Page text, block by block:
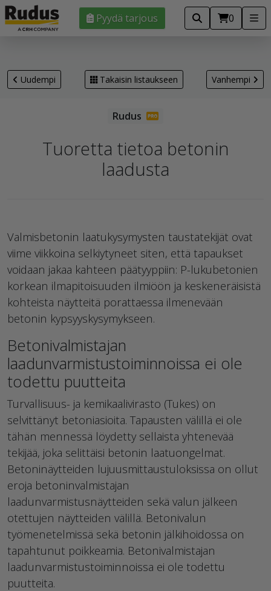
Pyydä tarjous 0
Uudempi Takaisin listaukseen Vanhempi
Tuoretta tietoa betonin
laadusta
Valmisbetonin laatukysymysten taustatekijät ovat
viime viikkoina selkiytyneet siten, että tapaukset
voidaan jakaa kahteen päätyyppiin: P-lukubetonien
korkean ilmapitoisuuden ilmiöön ja keskeneräisistä
kohteista näytteitä porattaessa ilmenevään
betonin kypsyyskysymykseen.
Betonivalmistajan
laadunvarmistustoiminnoissa ei ole
todettu puutteita
Turvallisuus- ja kemikaalivirasto (Tukes) on
selvittänyt betoniasioita. Tapausten välillä ei ole
tähän mennessä löydetty sellaista yhtenevää
tekijää, joka selittäisi betonin laatuongelmat.
Betoninäytteiden lujuusmittaustuloksissa on ollut
eroja betoninvalmistajan
laadunvarmistusnäytteiden sekä valun jälkeen
otettujen näytteiden välillä. Betonivalun
työmenetelmissä sekä betonin jälkihoidossa on
tapahtunut poikkeamia. Betonivalmistajan
laadunvarmistustoiminnoissa ei ole todettu
puutteita.